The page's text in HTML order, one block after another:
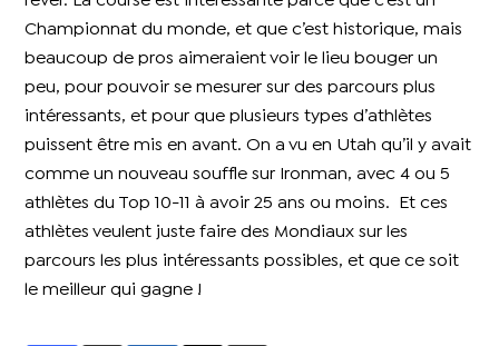
Championnat du monde, et que c’est historique, mais
beaucoup de pros aimeraient voir le lieu bouger un
peu, pour pouvoir se mesurer sur des parcours plus
intéressants, et pour que plusieurs types d’athlètes
puissent être mis en avant. On a vu en Utah qu’il y avait
comme un nouveau souffle sur Ironman, avec 4 ou 5
athlètes du Top 10-11 à avoir 25 ans ou moins. Et ces
athlètes veulent juste faire des Mondiaux sur les
parcours les plus intéressants possibles, et que ce soit
le meilleur qui gagne !